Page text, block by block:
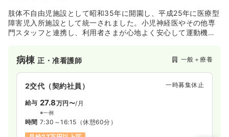
気になる 詳細を見る
肢体不自由児施設として昭和35年に開園し、平成25年に医療型
障害児入所施設として統一されました。小児神経医やその他専
門スタッフと連携し、利用者さまが心地よく安心して運動機能
病棟正・准看護師 一般＋療養
2交代（契約社員） 一時募集休止
給与 27.8万円〜/月
※一例
時間 7:30～16:15 （休憩60分）